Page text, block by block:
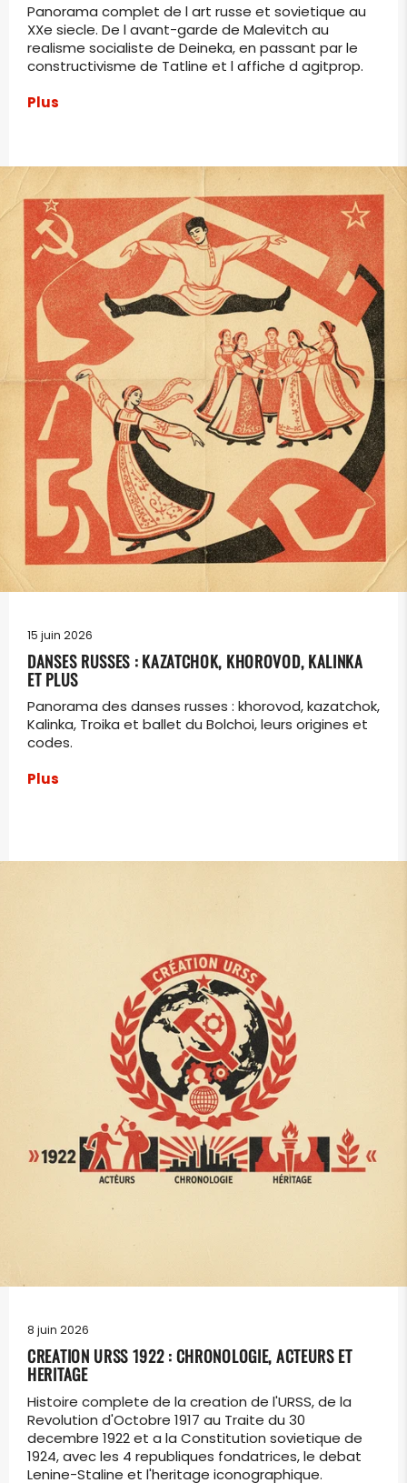
Panorama complet de l art russe et sovietique au
XXe siecle. De l avant-garde de Malevitch au
realisme socialiste de Deineka, en passant par le
constructivisme de Tatline et l affiche d agitprop.
Plus
15 juin 2026
DANSES RUSSES : KAZATCHOK, KHOROVOD, KALINKA
ET PLUS
Panorama des danses russes : khorovod, kazatchok,
Kalinka, Troika et ballet du Bolchoi, leurs origines et
codes.
Plus
8 juin 2026
CREATION URSS 1922 : CHRONOLOGIE, ACTEURS ET
HERITAGE
Histoire complete de la creation de l'URSS, de la
Revolution d'Octobre 1917 au Traite du 30
decembre 1922 et a la Constitution sovietique de
1924, avec les 4 republiques fondatrices, le debat
Lenine-Staline et l'heritage iconographique.